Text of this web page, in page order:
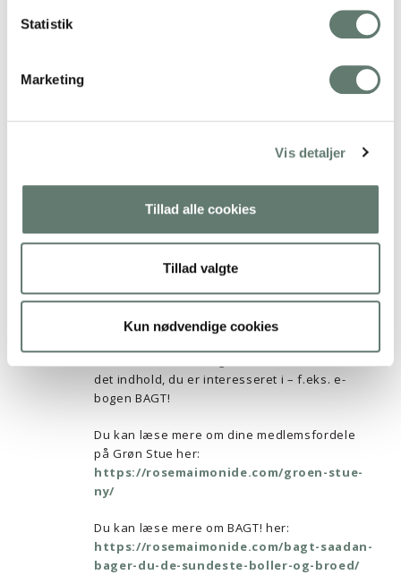
Statistik
Marketing
Vis detaljer
Tillad alle cookies
Tillad valgte
Kun nødvendige cookies
download på min online inspirationsportal
Som medlem af Grøn Stue får du adgang til
ca. 150 opskrifter til en samlet værdi over
økologiske varer.
Du kan vælge at købe adgang til Grøn Stue i 30
dage for blot 172 kr.
Blot skal du selv huske at afmelde dit
abonnement igen.
det indhold, du er interesseret i – f.eks. e-
bogen BAGT!
Du kan læse mere om dine medlemsfordele
på Grøn Stue her:
https://rosemaimonide.com/groen-stue-
ny/
Du kan læse mere om BAGT! her:
https://rosemaimonide.com/bagt-saadan-
bager-du-de-sundeste-boller-og-broed/